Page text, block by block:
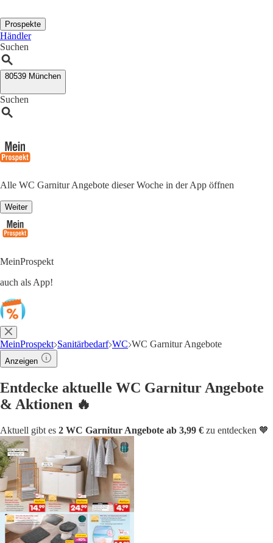
Prospekte
Händler
Suchen
80539 München
Suchen
Alle WC Garnitur Angebote dieser Woche in der App öffnen
Weiter
MeinProspekt
auch als App!
MeinProspekt Sanitärbedarf WC WC Garnitur Angebote
Anzeigen
Entdecke aktuelle WC Garnitur Angebote
& Aktionen 🔥
Aktuell gibt es 2 WC Garnitur Angebote ab 3,99 € zu entdecken 🧡